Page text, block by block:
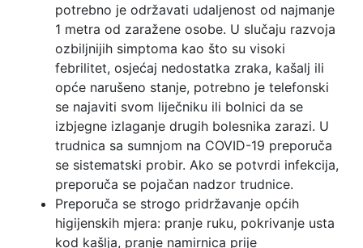
potrebno je održavati udaljenost od najmanje
1 metra od zaražene osobe. U slučaju razvoja
ozbiljnijih simptoma kao što su visoki
febrilitet, osjećaj nedostatka zraka, kašalj ili
opće narušeno stanje, potrebno je telefonski
se najaviti svom liječniku ili bolnici da se
izbjegne izlaganje drugih bolesnika zarazi. U
trudnica sa sumnjom na COVID-19 preporuča
se sistematski probir. Ako se potvrdi infekcija,
preporuča se pojačan nadzor trudnice.
Preporuča se strogo pridržavanje općih
higijenskih mjera: pranje ruku, pokrivanje usta
kod kašlja, pranje namirnica prije